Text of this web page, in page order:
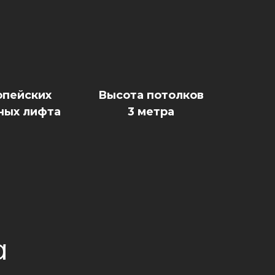
лифта
Высота потолков
3 метра